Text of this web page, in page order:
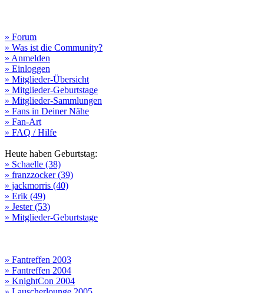
» Forum
» Was ist die Community?
» Anmelden
» Einloggen
» Mitglieder-Übersicht
» Mitglieder-Geburtstage
» Mitglieder-Sammlungen
» Fans in Deiner Nähe
» Fan-Art
» FAQ / Hilfe
Heute haben Geburtstag:
» Schaelle (38)
» franzzocker (39)
» jackmorris (40)
» Erik (49)
» Jester (53)
» Mitglieder-Geburtstage
» Fantreffen 2003
» Fantreffen 2004
» KnightCon 2004